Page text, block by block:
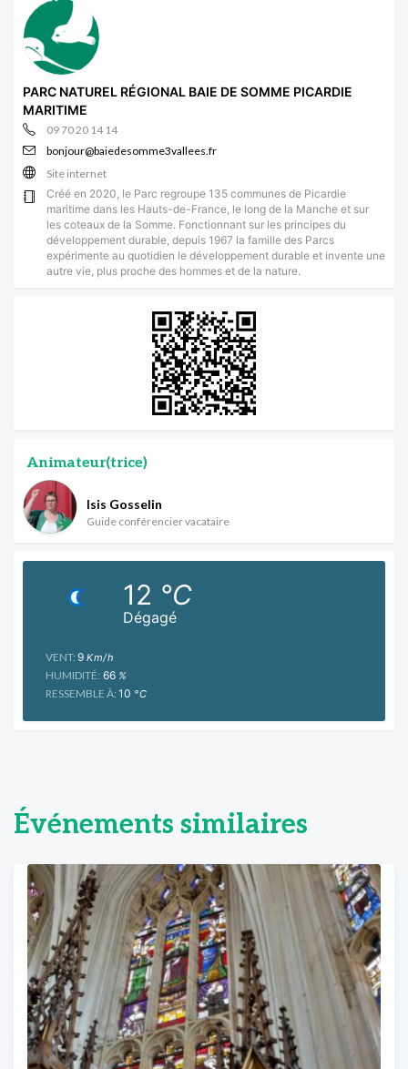
PARC NATUREL RÉGIONAL BAIE DE SOMME PICARDIE
MARITIME
09 70 20 14 14
bonjour@baiedesomme3vallees.fr
Site internet
Créé en 2020, le Parc regroupe 135 communes de Picardie
maritime dans les Hauts-de-France, le long de la Manche et sur
les coteaux de la Somme. Fonctionnant sur les principes du
développement durable, depuis 1967 la famille des Parcs
expérimente au quotidien le développement durable et invente une
autre vie, plus proche des hommes et de la nature.
Animateur(trice)
Isis Gosselin
Guide conférencier vacataire
Dégagé
12 °C
VENT: 9 Km/h
HUMIDITÉ: 66 %
RESSEMBLE À: 10 °C
Événements similaires